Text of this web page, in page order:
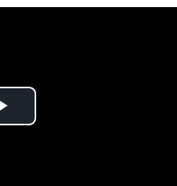
Play Video